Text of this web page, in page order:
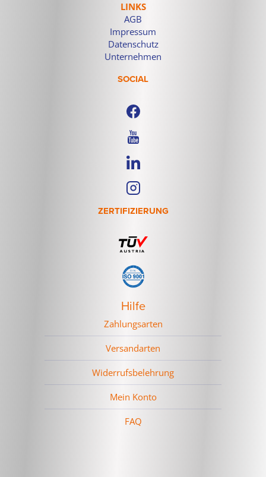
LINKS
AGB
Impressum
Datenschutz
Unternehmen
SOCIAL
ZERTIFIZIERUNG
Hilfe
Zahlungsarten
Versandarten
Widerrufsbelehrung
Mein Konto
FAQ